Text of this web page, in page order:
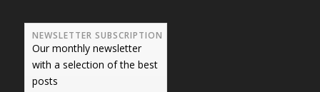
NEWSLETTER SUBSCRIPTION
Our monthly newsletter
with a selection of the best
posts